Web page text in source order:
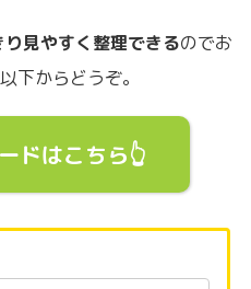
見やすく整理できるのでお
下からどうぞ。
ドはこちら👆